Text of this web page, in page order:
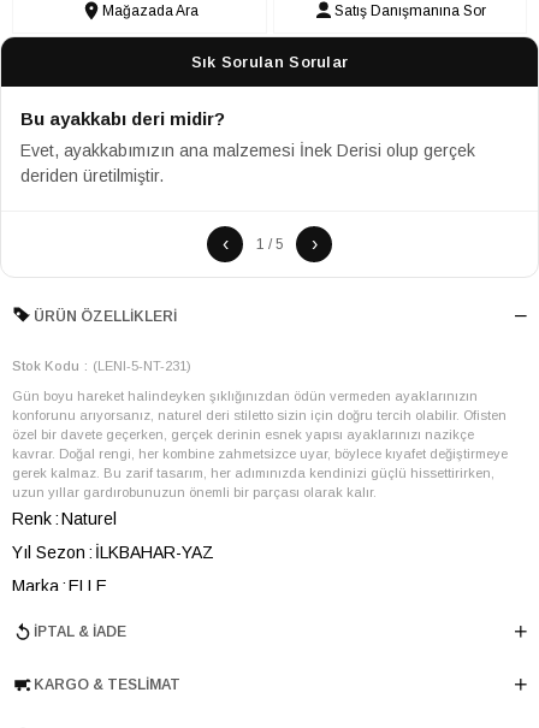
Mağazada Ara Satış Danışmanına Sor
Sık Sorulan Sorular
Bu ayakkabı deri midir?
Evet, ayakkabımızın ana malzemesi İnek Derisi olup gerçek
deriden üretilmiştir.
‹ 1 / 5 ›
ÜRÜN ÖZELLIKLERI
Stok Kodu (LENI-5-NT-231)
Gün boyu hareket halindeyken şıklığınızdan ödün vermeden ayaklarınızın
konforunu arıyorsanız, naturel deri stiletto sizin için doğru tercih olabilir. Ofisten
özel bir davete geçerken, gerçek derinin esnek yapısı ayaklarınızı nazikçe
kavrar. Doğal rengi, her kombine zahmetsizce uyar, böylece kıyafet değiştirmeye
gerek kalmaz. Bu zarif tasarım, her adımınızda kendinizi güçlü hissettirirken,
uzun yıllar gardırobunuzun önemli bir parçası olarak kalır.
Renk Naturel
Yıl Sezon
İLKBAHAR-YAZ
Marka ELLE
Cinsiyet
KADIN
Astar Malzemesi İnek Derisi
İPTAL & İADE
KARGO & TESLIMAT